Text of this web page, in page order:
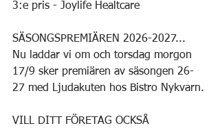
3:e pris - Joylife Healtcare
SÄSONGSPREMIÄREN 2026-2027...
Nu laddar vi om och torsdag morgon
17/9 sker premiären av säsongen 26-
27 med Ljudakuten hos Bistro Nykvarn.
VILL DITT FÖRETAG OCKSÅ